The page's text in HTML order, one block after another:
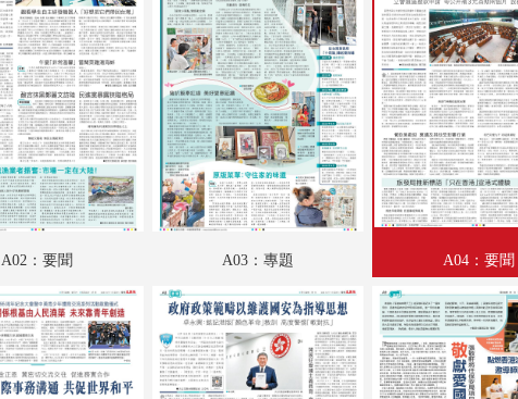
A20：國際
B01：娛樂
B02：文化視野
B03：愛漫遊
B04：文匯園
B05：體育
A02：要聞 A03：專題 A04：要聞